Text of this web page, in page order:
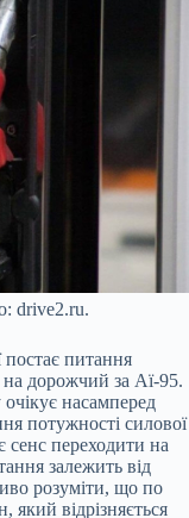
drive2.ru.
постає питання
на дорожчий за Аї-95.
очікує насамперед
потужності силової
переходити на
залежить від
розуміти, що по
який відрізняється